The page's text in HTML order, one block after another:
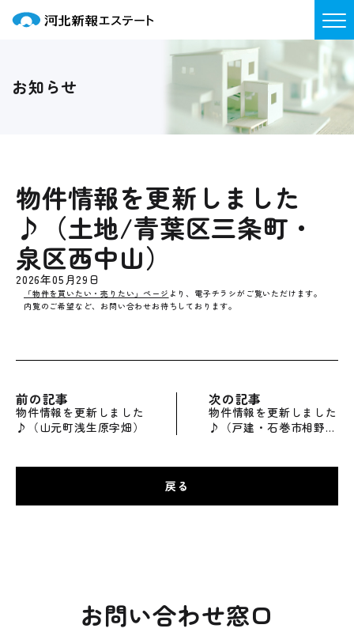
お知らせ
物件情報を更新しました
♪（土地/青葉区三条町・
泉区西中山）
2026年05月29日
「物件を買いたい・売りたい」ページ より、電子チラシがご覧いただけます。
内覧のご希望など、お問い合わせお待ちしております。
前の記事
物件情報を更新しました
♪（山元町浅生原字畑）
次の記事
物件情報を更新しました
♪（戸建・石巻市相野谷
戻る
お問い合わせ窓口